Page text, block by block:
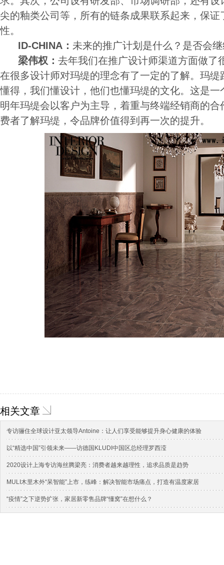
尖的釉类公司等，所有的链条成果联系起来，保
性。
ID-CHINA： 未来的推广计划是什么？是否会
梁伟权： 去年我们在推广设计师渠道方面做了
在很多设计师对玛缇的理念有了一定的了解。玛
懂得，我们懂设计，他们也懂玛缇的文化。这是
明年玛缇会以客户为主导，着重与终端经销商的
费者了解玛缇，令品牌价值得到再一次的提升。
相关文章
专访骊住全球设计亚太领导Antoine：让人们享受能够提升身心健康的体验
以“精选中国”引领未来——访德国KLUDI中国区总经理罗西滢
2020设计上海专访海丝腾梁亮：消费者越来越理性，追求品质是趋势
MULI木里木外“呆智能”上市，练峰：解决智能市场痛点，打造有温度家居
“疫情”之下逆势扩张，家居新零售品牌“懂窝”在想什么？